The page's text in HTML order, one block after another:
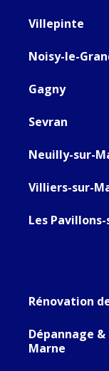
Villepinte
Noisy-le-
Gagny
Sevran
Neuilly-sur-
Villiers-sur-
Les
Rénovation
Dépannage
Marne